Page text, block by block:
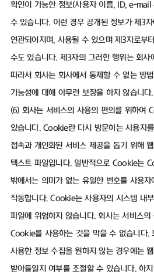
확인이 가능한 정보(사용자 이름, ID, e-mail
수 있습니다. 이런 경우 공개된 정보가 제3
연관되어지며, 사용될 수 있으며 제3자로부
수도 있습니다. 제3자의 그러한 행위는 회사
따라서 회사는 회사에서 통제할 수 없는 방
가능성에 대해 아무런 보장을 하지 않습니다.
(6) 회사는 서비스의 사용의 편의를 위하여
있습니다. Cookie란 다시 방문하는 사용자
접속과 개인화된 서비스 제공을 돕기 위해
텍스트 파일입니다. 일반적으로 Cookie는
밖에서는 의미가 없는 유일한 번호를 사용
작동합니다. Cookie는 사용자의 시스템 내
파일에 위험하지 않습니다. 회사는 서비스
Cookie를 사용하는 것을 막을 수 없습니다.
사용한 정보 수집을 원하지 않는 경우에는
받아들일지 여부를 조절할 수 있습니다. 하